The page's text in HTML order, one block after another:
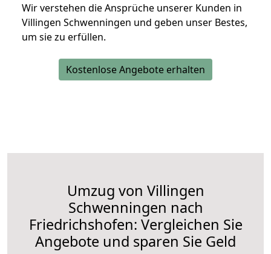
Wir verstehen die Ansprüche unserer Kunden in
Villingen Schwenningen und geben unser Bestes,
um sie zu erfüllen.
Kostenlose Angebote erhalten
Umzug von Villingen
Schwenningen nach
Friedrichshofen: Vergleichen Sie
Angebote und sparen Sie Geld